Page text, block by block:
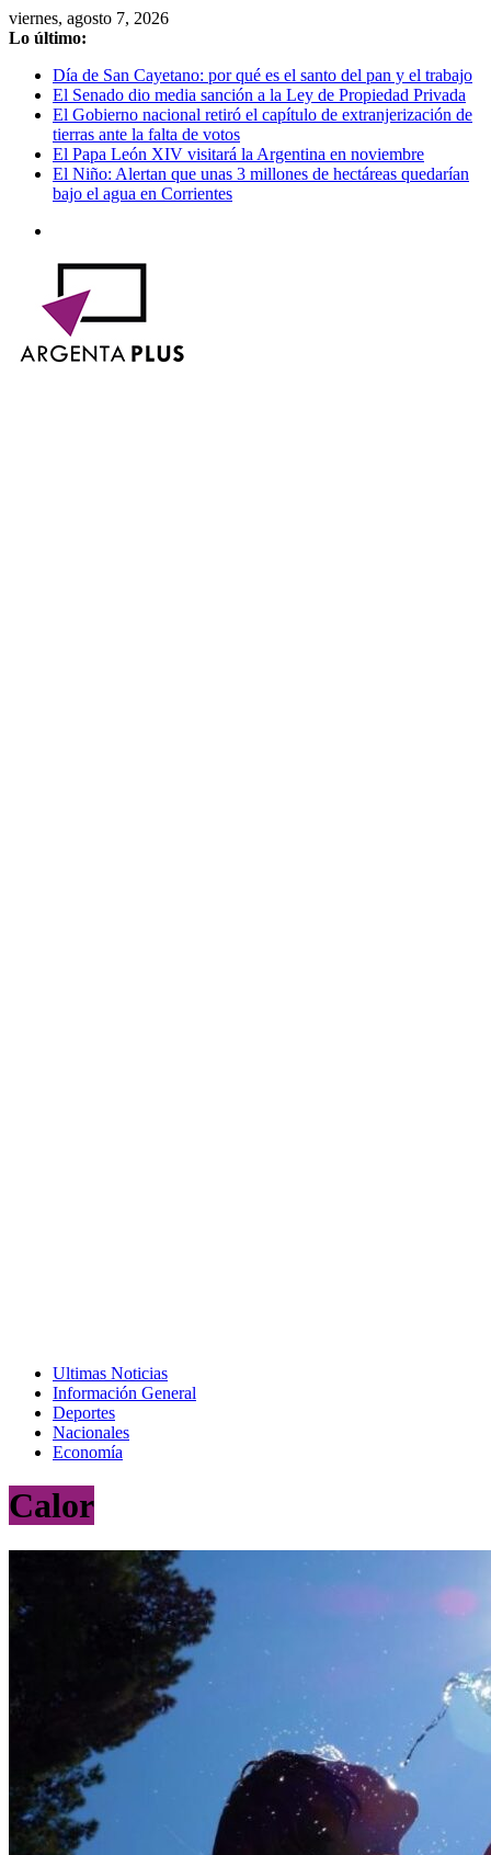
Saltar
al
viernes, agosto 7, 2026
Lo último:
Día de San Cayetano: por qué es el santo del pan y el trabajo
El Senado dio media sanción a la Ley de Propiedad Privada
El Gobierno nacional retiró el capítulo de extranjerización de
tierras ante la falta de votos
El Papa León XIV visitará la Argentina en noviembre
El Niño: Alertan que unas 3 millones de hectáreas quedarían
bajo el agua en Corrientes
Ultimas Noticias
Información General
Deportes
Nacionales
Economía
Calor